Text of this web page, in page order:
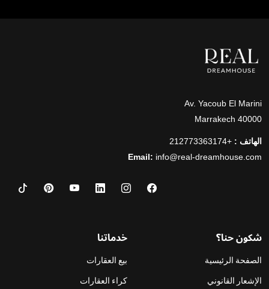
Av. Yacoub El Marini
40000 Marrakech
الهاتف : +212773363174
Email: info@real-dreamhouse.com
شكون حنا؟
الصفحة الرئيسية
الإشعار القانوني
خدماتنا
بيع العقارات
كراء العقارات